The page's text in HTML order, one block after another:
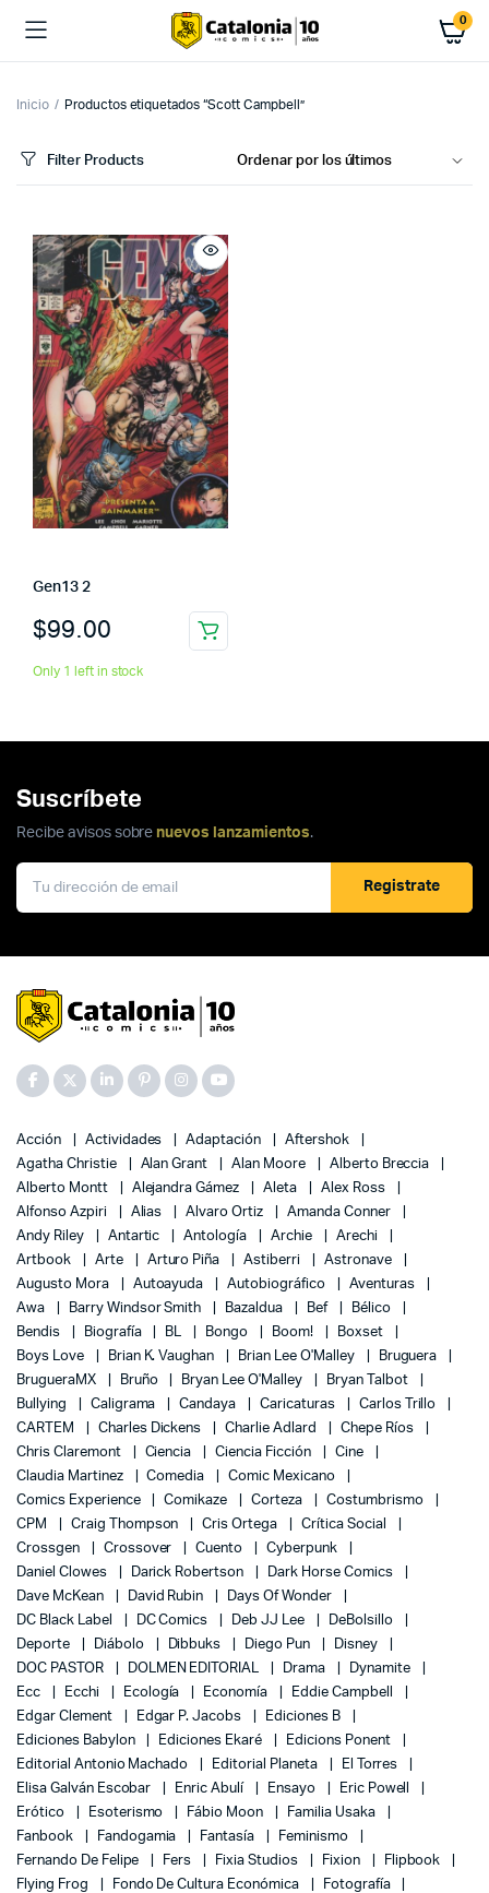
0
Inicio Productos etiquetados “Scott Campbell”
Filter Products
Gen13 2
$99.00
Only 1 left in stock
Suscríbete
Recibe avisos sobre nuevos lanzamientos.
Registrate
Acción Actividades Adaptación
Aftershok
Agatha Christie
Alan Grant Alan Moore
Alberto Breccia
Alberto Montt
Alejandra Gámez Aleta
Alex Ross
Alfonso Azpiri
Alias Alvaro Ortiz
Amanda Conner
Andy Riley
Antartic Antología Archie
Arechi
Artbook
Arte Arturo Piña Astiberri
Astronave
Augusto Mora
Autoayuda Autobiográfico
Aventuras
Awa
Barry Windsor Smith Bazaldua Bef
Bélico
Bendis
Biografía BL Bongo Boom!
Boxset
Boys Love
Brian K. Vaughan Brian Lee O'Malley
Bruguera
BrugueraMX
Bruño Bryan Lee O'Malley
Bryan Talbot
Bullying
Caligrama Candaya Caricaturas
Carlos Trillo
CARTEM
Charles Dickens Charlie Adlard
Chepe Ríos
Chris Claremont
Ciencia Ciencia Ficción
Cine
Claudia Martinez
Comedia
Comic Mexicano
Comics Experience
Comikaze Corteza
Costumbrismo
CPM
Craig Thompson Cris Ortega
Crítica Social
Crossgen
Crossover Cuento
Cyberpunk
Daniel Clowes
Darick Robertson
Dark Horse Comics
Dave McKean
David Rubin
Days Of Wonder
DC Black Label
DC Comics Deb JJ Lee
DeBolsillo
Deporte
Diábolo Dibbuks Diego Pun
Disney
DOC PASTOR
DOLMEN EDITORIAL Drama
Dynamite
Ecc
Ecchi Ecología Economía
Eddie Campbell
Edgar Clement
Edgar P. Jacobs
Ediciones B
Ediciones Babylon
Ediciones Ekaré
Edicions Ponent
Editorial Antonio Machado
Editorial Planeta
El Torres
Elisa Galván Escobar
Enric Abulí Ensayo
Eric Powell
Erótico
Esoterismo Fábio Moon
Familia Usaka
Fanbook
Fandogamia Fantasía
Feminismo
Fernando De Felipe
Fers Fixia Studios Fixion
Flipbook
Flying Frog
Fondo De Cultura Económica
Fotografía